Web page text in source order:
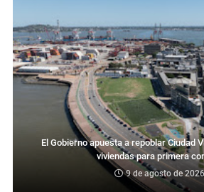
El Gobierno apuesta a repoblar Ciudad
viviendas para primera
9 de agosto de 2026